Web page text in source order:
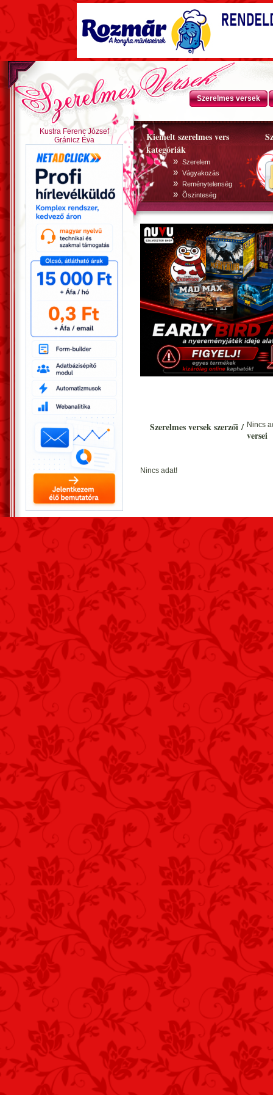
Szerelmes versek
Kiemelt szerelmes vers
kategóriák
» Szerelem
» Vágyakozás
» Reménytelenség
» Õszinteség
Kustra Ferenc József
Gránicz Éva
Szerelmes versek szerzői / Nincs
versei
Nincs adat!